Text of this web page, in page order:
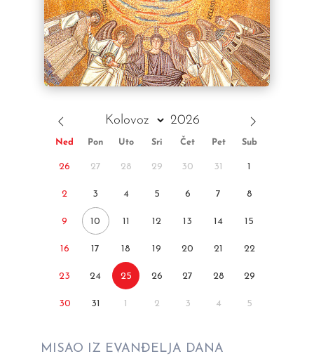
Ned Pon Uto Sri Čet Pet Sub
26 27 28 29 30 31 1
2 3 4 5 6 7 8
9 10 11 12 13 14 15
16 17 18 19 20 21 22
23 24 25 26 27 28 29
30 31 1 2 3 4 5
MISAO IZ EVANĐELJA DANA